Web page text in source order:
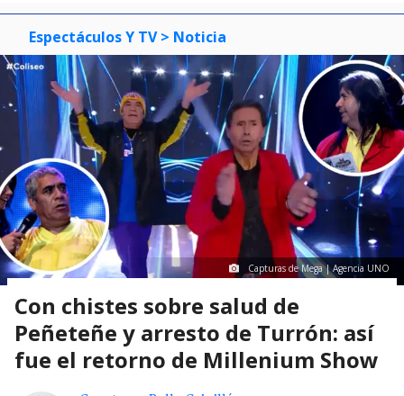
Espectáculos Y TV > Noticia
Capturas de Mega | Agencia UNO
Con chistes sobre salud de
Peñeteñe y arresto de Turrón: así
fue el retorno de Millenium Show